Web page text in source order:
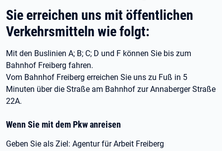
Sie erreichen uns mit öffentlichen
Verkehrsmitteln wie folgt:
Mit den Buslinien A; B; C; D und F können Sie bis zum
Bahnhof Freiberg fahren.
Vom Bahnhof Freiberg erreichen Sie uns zu Fuß in 5
Minuten über die Straße am Bahnhof zur Annaberger Straße
22A.
Wenn Sie mit dem Pkw anreisen
Geben Sie als Ziel: Agentur für Arbeit Freiberg